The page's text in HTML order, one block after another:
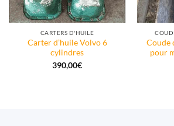
CARTERS D'HUILE
Carter d’huile Volvo 6
cylindres
390,00€
Coude
pour